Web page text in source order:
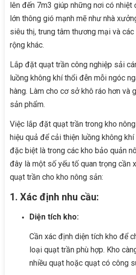
lên đến 7m3 giúp những nơi có nhiệt
lớn thông gió mạnh mẽ như nhà
siêu thị, trung tâm thương mại và
rộng khác.
Lắp đặt quạt trần công nghiệp sải
luồng không khí thổi đễn mỗi ngóc
hàng. Làm cho cơ sở khô ráo hơn và
sản phẩm.
Việc lắp đặt quạt trần trong kho
hiệu quả để cải thiện luồng không
đặc biệt là trong các kho bảo quản
đây là một số yếu tố quan trọng cần
quạt trần cho kho nông sản:
1. Xác định nhu cầu:
Diện tích kho:
Cần xác định diện tích kho để
loại quạt trần phù hợp. Kho
nhiều quạt hoặc quạt có công